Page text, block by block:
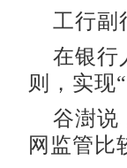
工行副
在银行
则，实现
谷澍说
网监管比